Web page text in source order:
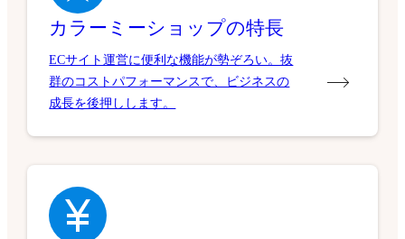
カラーミーショップの特長
ECサイト運営に便利な機能が勢ぞろい。抜
群のコストパフォーマンスで、ビジネスの
成長を後押しします。